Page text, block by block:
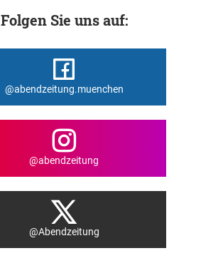
Folgen Sie uns auf:
@abendzeitung.muenchen
@abendzeitung
@Abendzeitung